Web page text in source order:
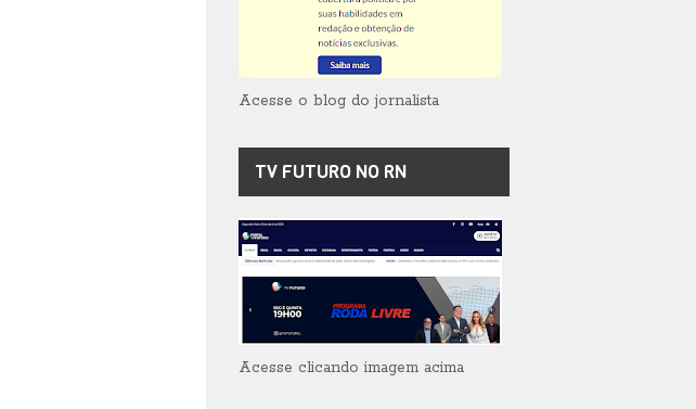
Acesse o blog do jornalista
TV FUTURO NO RN
Acesse clicando imagem acima